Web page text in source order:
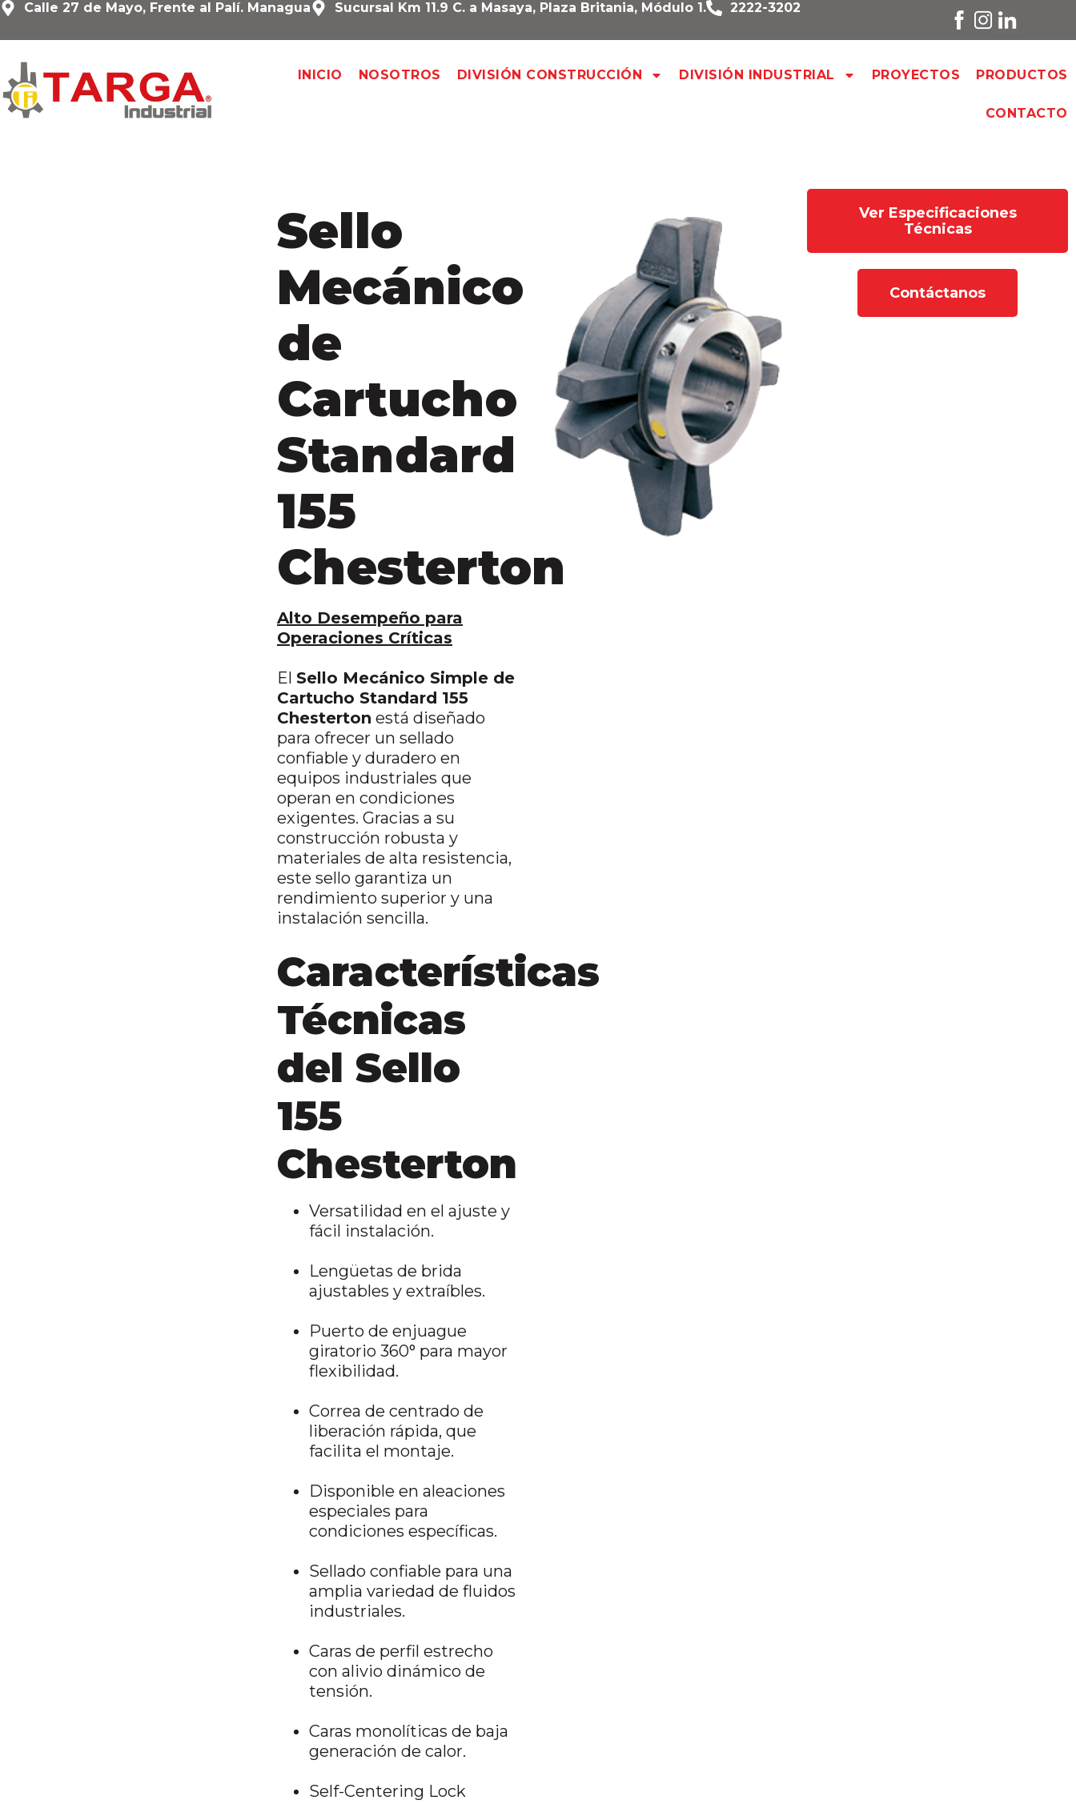
Calle 27 de Mayo, Frente al Palí. Managua Sucursal Km 11.9 C. a Masaya, Plaza Britania, Módulo 1. 2222-3202
INICIO NOSOTROS DIVISIÓN CONSTRUCCIÓN DIVISIÓN INDUSTRIAL PROYECTOS PRODUCTOS
CONTACTO
Sello
Mecánico
de
Cartucho
Standard
155
Chesterton
Alto Desempeño para
Operaciones Críticas
El Sello Mecánico Simple de
Cartucho Standard 155
Chesterton está diseñado
para ofrecer un sellado
confiable y duradero en
equipos industriales que
operan en condiciones
exigentes. Gracias a su
construcción robusta y
materiales de alta resistencia,
este sello garantiza un
rendimiento superior y una
instalación sencilla.
Características
Técnicas
del Sello
155
Chesterton
Versatilidad en el ajuste y
fácil instalación.
Lengüetas de brida
ajustables y extraíbles.
Puerto de enjuague
giratorio 360° para mayor
flexibilidad.
Correa de centrado de
liberación rápida, que
facilita el montaje.
Disponible en aleaciones
especiales para
condiciones específicas.
Sellado confiable para una
amplia variedad de fluidos
industriales.
Caras de perfil estrecho
con alivio dinámico de
tensión.
Caras monolíticas de baja
generación de calor.
Self-Centering Lock
Ver Especificaciones
Técnicas
Contáctanos